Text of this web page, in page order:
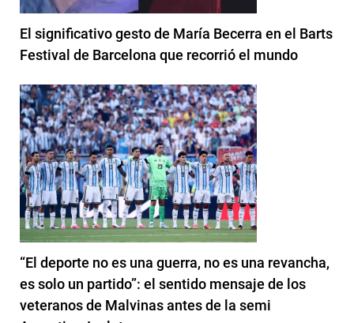
El significativo gesto de María Becerra en el Barts
Festival de Barcelona que recorrió el mundo
“El deporte no es una guerra, no es una revancha,
es solo un partido”: el sentido mensaje de los
veteranos de Malvinas antes de la semi